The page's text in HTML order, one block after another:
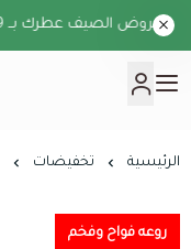
عروض الصيف عطرك بــ 99 ريال
الرئيسية تخفيضات
روعه فواح وفخم